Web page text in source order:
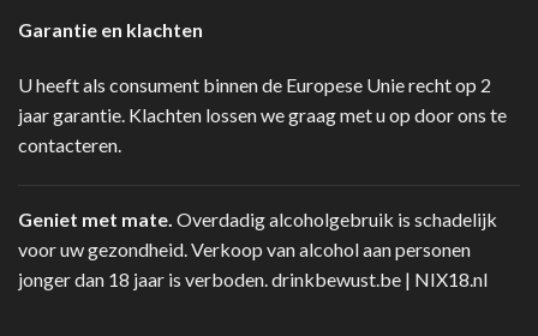
Garantie en klachten
U heeft als consument binnen de Europese Unie recht op 2
jaar garantie. Klachten lossen we graag met u op door ons te
contacteren.
Geniet met mate. Overdadig alcoholgebruik is schadelijk
voor uw gezondheid. Verkoop van alcohol aan personen
jonger dan 18 jaar is verboden. drinkbewust.be | NIX18.nl